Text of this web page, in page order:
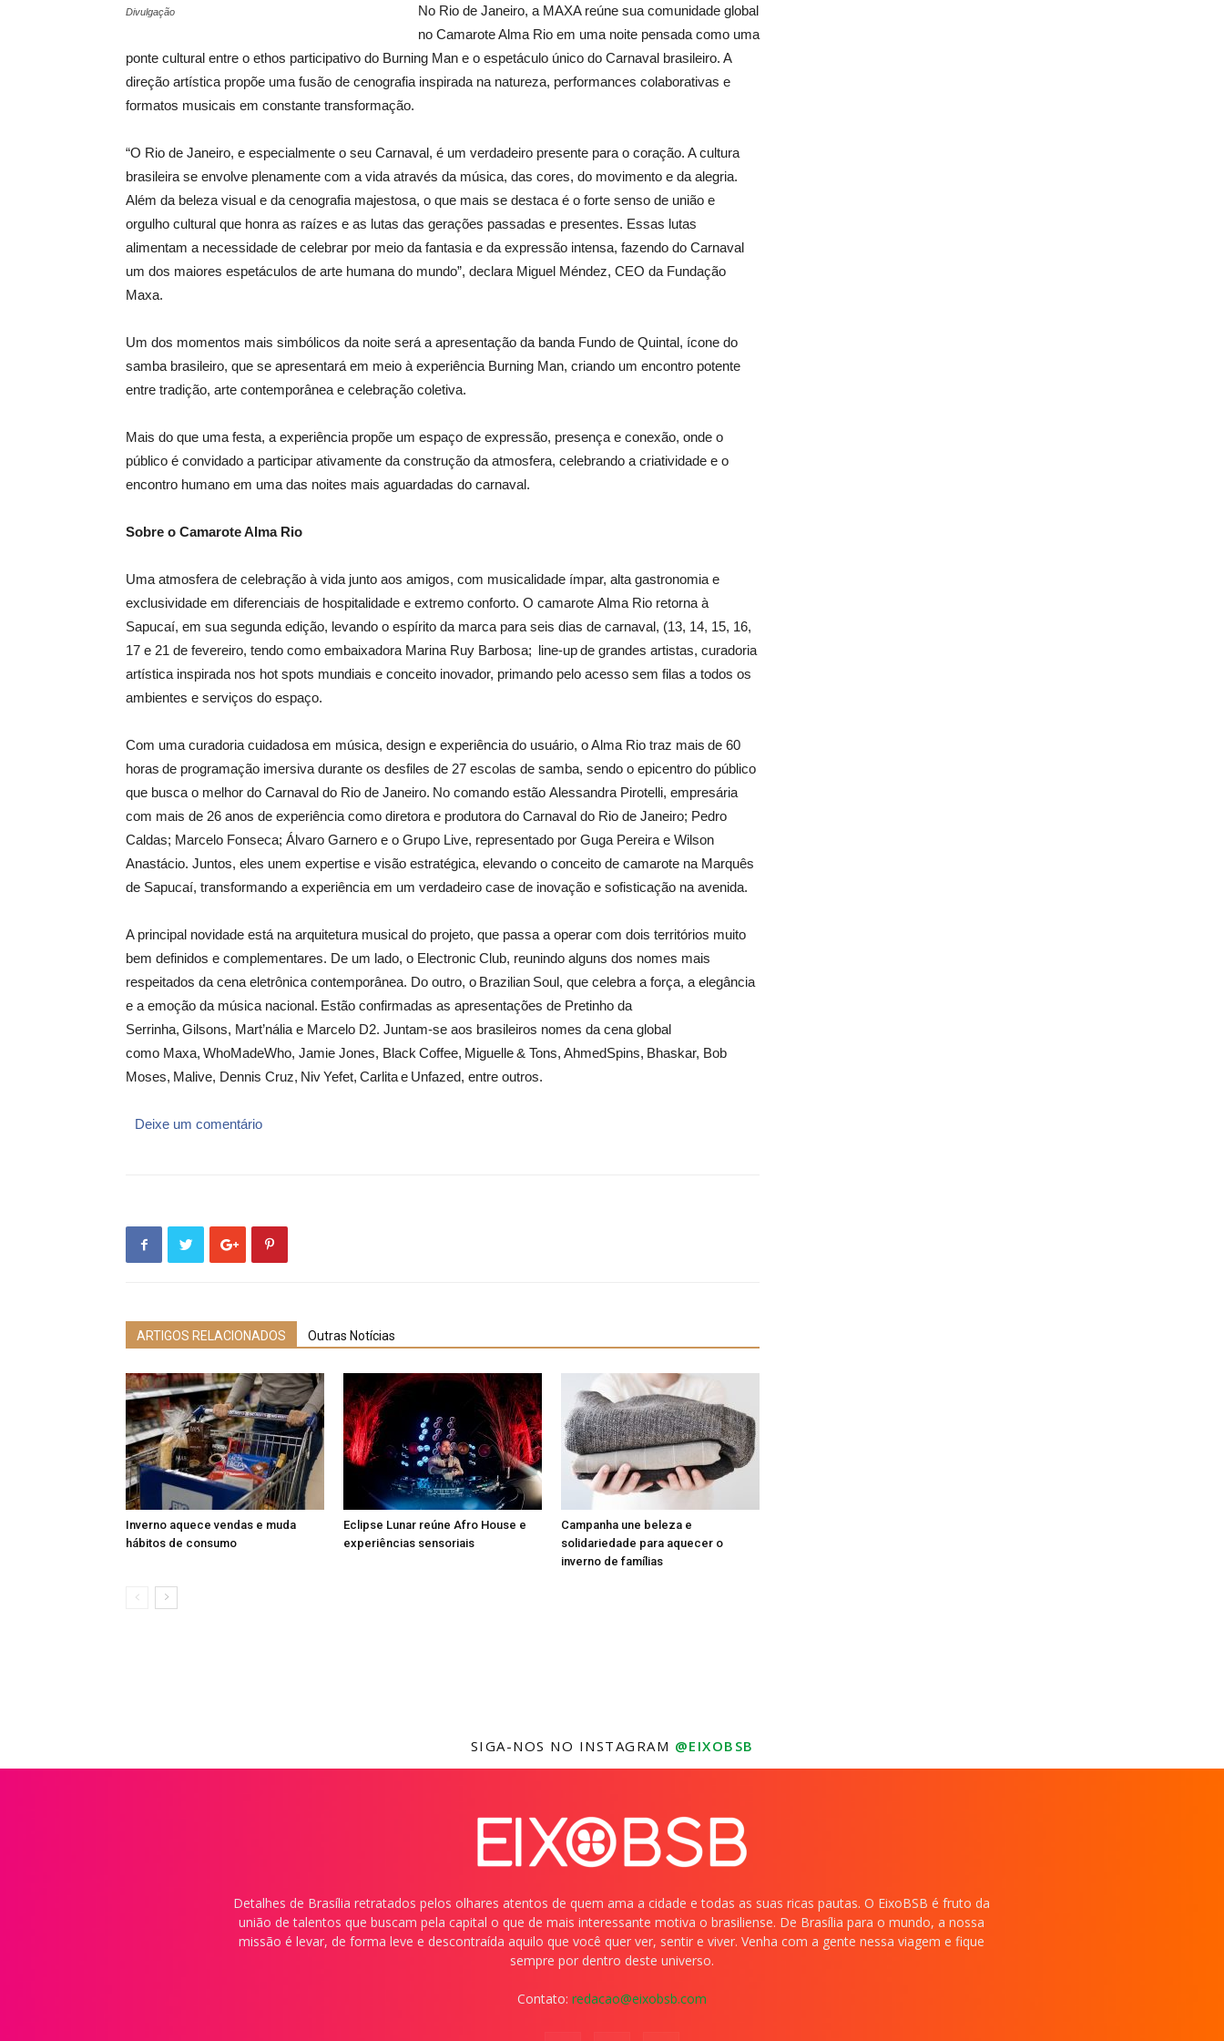
Divulgação
No Rio de Janeiro, a MAXA reúne sua comunidade global
no Camarote Alma Rio em uma noite pensada como uma
ponte cultural entre o ethos participativo do Burning Man e o espetáculo único do Carnaval brasileiro. A
direção artística propõe uma fusão de cenografia inspirada na natureza, performances colaborativas e
formatos musicais em constante transformação.
“O Rio de Janeiro, e especialmente o seu Carnaval, é um verdadeiro presente para o coração. A cultura
brasileira se envolve plenamente com a vida através da música, das cores, do movimento e da alegria.
Além da beleza visual e da cenografia majestosa, o que mais se destaca é o forte senso de união e
orgulho cultural que honra as raízes e as lutas das gerações passadas e presentes. Essas lutas
alimentam a necessidade de celebrar por meio da fantasia e da expressão intensa, fazendo do Carnaval
um dos maiores espetáculos de arte humana do mundo”, declara Miguel Méndez, CEO da Fundação
Maxa.
Um dos momentos mais simbólicos da noite será a apresentação da banda Fundo de Quintal, ícone do
samba brasileiro, que se apresentará em meio à experiência Burning Man, criando um encontro potente
entre tradição, arte contemporânea e celebração coletiva.
Mais do que uma festa, a experiência propõe um espaço de expressão, presença e conexão, onde o
público é convidado a participar ativamente da construção da atmosfera, celebrando a criatividade e o
encontro humano em uma das noites mais aguardadas do carnaval.
Sobre o Camarote Alma Rio
Uma atmosfera de celebração à vida junto aos amigos, com musicalidade ímpar, alta gastronomia e
exclusividade em diferenciais de hospitalidade e extremo conforto. O camarote Alma Rio retorna à
Sapucaí, em sua segunda edição, levando o espírito da marca para seis dias de carnaval, (13, 14, 15, 16,
17 e 21 de fevereiro, tendo como embaixadora Marina Ruy Barbosa; line-upde grandes artistas, curadoria
artística inspirada nos hot spots mundiais e conceito inovador, primando pelo acesso sem filas a todos os
ambientes e serviços do espaço.
Com uma curadoria cuidadosa em música, design e experiência do usuário, o Alma Rio traz mais de 60
horas de programação imersiva durante os desfiles de 27 escolas de samba, sendo o epicentro do público
que busca o melhor do Carnaval do Rio de Janeiro. No comando estão Alessandra Pirotelli, empresária
com mais de 26 anos de experiência como diretora e produtora do Carnaval do Rio de Janeiro; Pedro
Caldas; Marcelo Fonseca; Álvaro Garnero e o Grupo Live, representado por Guga Pereira e Wilson
Anastácio. Juntos, eles unem expertise e visão estratégica, elevando o conceito de camarote na Marquês
de Sapucaí, transformando a experiência em um verdadeiro case de inovação e sofisticação na avenida.
A principal novidade está na arquitetura musical do projeto, que passa a operar com dois territórios muito
bem definidos e complementares. De um lado, o Electronic Club, reunindo alguns dos nomes mais
respeitados da cena eletrônica contemporânea. Do outro, o Brazilian Soul, que celebra a força, a elegância
e a emoção da música nacional. Estão confirmadas as apresentações de Pretinho da
Serrinha, Gilsons, Mart’nália e Marcelo D2. Juntam-se aos brasileiros nomes da cena global
como Maxa, WhoMadeWho, Jamie Jones, Black Coffee, Miguelle& Tons, AhmedSpins, Bhaskar, Bob
Moses, Malive, Dennis Cruz, NivYefet, Carlitae Unfazed, entre outros.
Deixe um comentário
ARTIGOS RELACIONADOS Outras Notícias
Inverno aquece vendas e muda
hábitos de consumo
Eclipse Lunar reúne Afro House e
experiências sensoriais
Campanha une beleza e
solidariedade para aquecer o
inverno de famílias
SIGA-NOS NO INSTAGRAM @EIXOBSB
Detalhes de Brasília retratados pelos olhares atentos de quem ama a cidade e todas as suas ricas pautas. O EixoBSB é fruto da
união de talentos que buscam pela capital o que de mais interessante motiva o brasiliense. De Brasília para o mundo, a nossa
missão é levar, de forma leve e descontraída aquilo que você quer ver, sentir e viver. Venha com a gente nessa viagem e fique
sempre por dentro deste universo.
Contato: redacao@eixobsb.com